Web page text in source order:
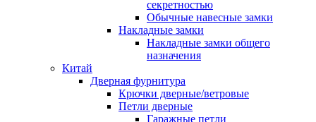
секретностью
Обычные навесные замки
Накладные замки
Накладные замки общего
назначения
Китай
Дверная фурнитура
Крючки дверные/ветровые
Петли дверные
Гаражные петли